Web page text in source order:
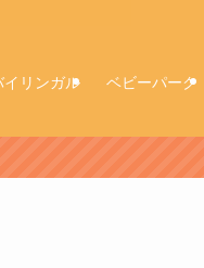
リンガル ベビーパーク